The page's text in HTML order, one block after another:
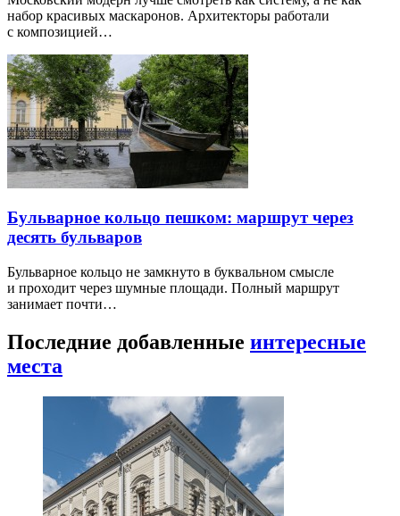
набор красивых маскаронов. Архитекторы работали
с композицией…
Бульварное кольцо пешком: маршрут через
десять бульваров
Бульварное кольцо не замкнуто в буквальном смысле
и проходит через шумные площади. Полный маршрут
занимает почти…
Последние добавленные интересные
места